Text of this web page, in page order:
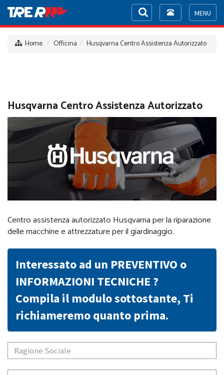
Toggle
Toggle
navigation
Home Officina Husqvarna Centro Assistenza Autorizzato
Husqvarna Centro Assistenza Autorizzato
Centro assistenza autorizzato Husqvarna per la riparazione
delle macchine e attrezzature per il giardinaggio.
Interessato ad un PREVENTIVO o
INFORMAZIONI TECNICHE ?
Compila il modulo sottostante, Ti
richiameremo quanto prima.